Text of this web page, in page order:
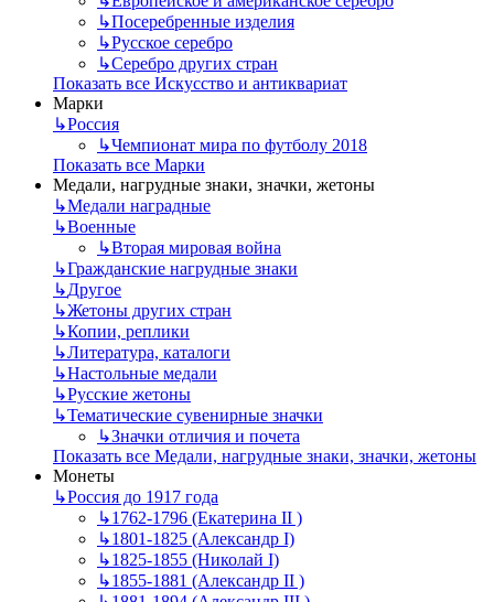
↳Посеребренные изделия
↳Русское серебро
↳Серебро других стран
Показать все Искусство и антиквариат
Марки
↳Россия
↳Чемпионат мира по футболу 2018
Показать все Марки
Медали, нагрудные знаки, значки, жетоны
↳Mедали наградные
↳Военные
↳Вторая мировая война
↳Гражданские нагрудные знаки
↳Другое
↳Жетоны других стран
↳Копии, реплики
↳Литература, каталоги
↳Настольные медали
↳Русские жетоны
↳Тематические сувенирные значки
↳Значки отличия и почета
Показать все Медали, нагрудные знаки, значки, жетоны
Монеты
↳Россия до 1917 года
↳1762-1796 (Екатерина II )
↳1801-1825 (Александр I)
↳1825-1855 (Николай I)
↳1855-1881 (Александр II )